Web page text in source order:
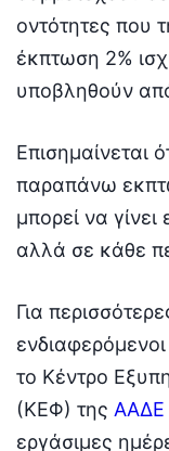
οντότητες που
έκπτωση 2%
υποβληθούν
Επισημαίνεται
παραπάνω
μπορεί να γίνει
αλλά σε κάθε
Για
το Κέντρο
(ΚΕΦ) της ΑΑΔΕ
εργάσιμες